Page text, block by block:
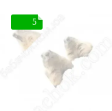
5